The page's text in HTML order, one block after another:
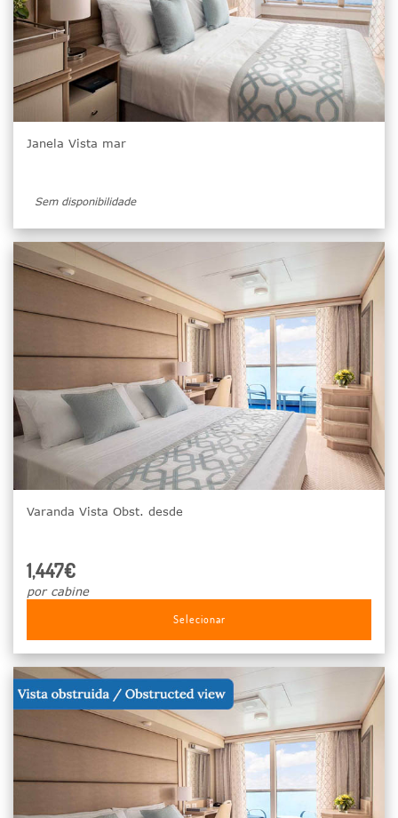
Janela Vista mar
Sem disponibilidade
Varanda Vista Obst. desde
1,447€
por cabine
Selecionar